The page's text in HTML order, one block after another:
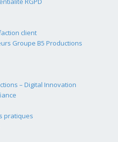
client
Groupe B5 Productions
– Digital Innovation
pratiques